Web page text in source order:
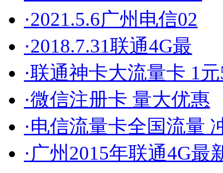
·2021.5.6广州电信02
·2018.7.31联通4G最
·联通神卡大流量卡 1
·微信注册卡 量大优惠
·电信流量卡全国流量
·广州2015年联通4G最